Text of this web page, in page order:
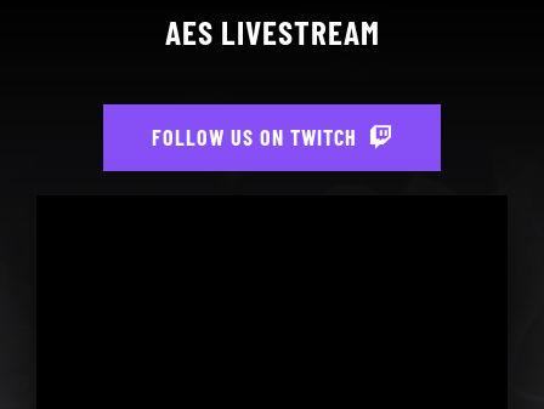
AES LIVESTREAM
FOLLOW US ON TWITCH